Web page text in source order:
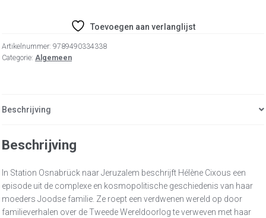
Toevoegen aan verlanglijst
Artikelnummer: 9789490334338
Categorie: Algemeen
Beschrijving
Beschrijving
In Station Osnabrück naar Jeruzalem beschrijft Hélène Cixous een
episode uit de complexe en kosmopolitische geschiedenis van haar
moeders Joodse familie. Ze roept een verdwenen wereld op door
familieverhalen over de Tweede Wereldoorlog te verweven met haar